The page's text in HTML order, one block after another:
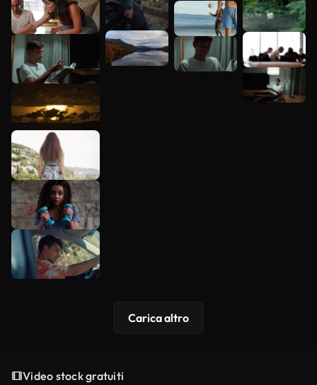
Carica altro
Video stock gratuiti